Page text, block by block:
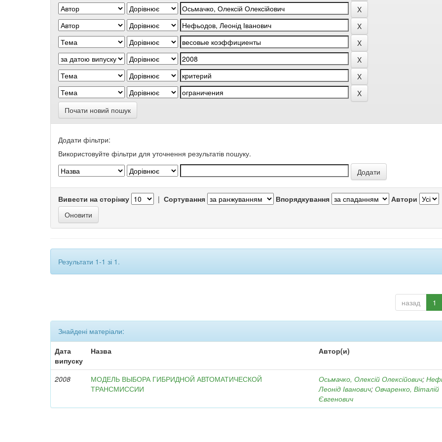
Почати новий пошук
Додати фільтри:
Використовуйте фільтри для уточнення результатів пошуку.
Вивести на сторінку | Сортування Впорядкування Автори
Результати 1-1 зі 1.
назад 1
Знайдені матеріали:
Дата
випуску
Назва Автор(и)
2008
МОДЕЛЬ ВЫБОРА ГИБРИДНОЙ АВТОМАТИЧЕСКОЙ
ТРАНСМИССИИ
Осьмачко, Олексій Олексійович;
Леонід Іванович;Овчаренко, Віталій
Євгенович